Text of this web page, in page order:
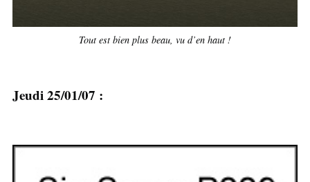
Tout est bien plus beau, vu d’en haut !
Jeudi 25/01/07 :